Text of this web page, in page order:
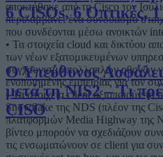
6 CISOs, 6 Οπτικές,
Ο Υπεύθυνος
μετά τη NIS2 – Τι
CISO
αποκτήθηκε από τη Cisco τον
περιλαμβάνει ένα συνδυασμό
που συνδέονται μέσω ανοικτών
• Τα στοιχεία cloud και δικτύου
των νέων εξατομικευμένων
συγχρονισμό πολλαπλών οθονών
ενοποιημένης εμπειρίας για τον
• Τα στοιχεία client αξιοποιούν
Snowflake της NDS (πλέον της
πλατφορμών Media Highway της
βίντεο μπορούν να σχεδιάζουν
τις ενσωματώνουν σε client για